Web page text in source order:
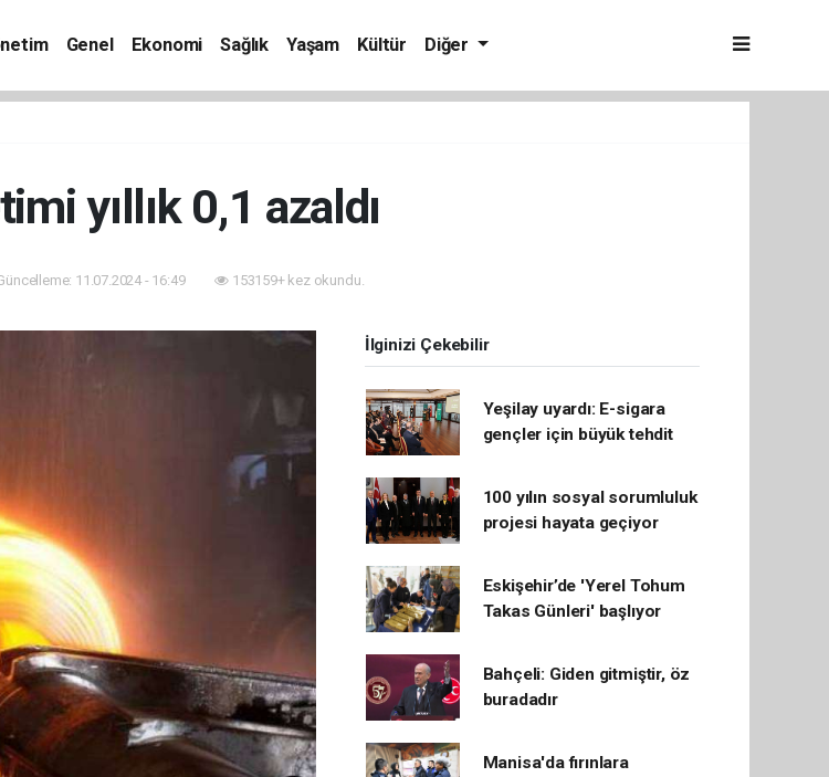
Genel Ekonomi Sağlık Yaşam Kültür Diğer
yıllık 0,1 azaldı
11.07.2024 - 16:49 153159+ kez okundu.
İlginizi Çekebilir
Yeşilay uyardı: E-sigara
gençler için büyük tehdit
100 yılın sosyal sorumluluk
projesi hayata geçiyor
Eskişehir’de 'Yerel Tohum
Takas Günleri' başlıyor
Bahçeli: Giden gitmiştir, öz
buradadır
Manisa'da fırınlara